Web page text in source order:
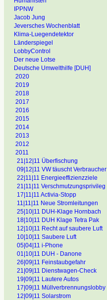
IPPNW
Jacob Jung
Jeversches Wochenblatt
Klima-Luegendetektor
Länderspiegel
LobbyControl
Der neue Lotse
Deutsche Umwelthilfe [DUH]
2020
2019
2018
2017
2016
2015
2014
2013
2012
2011
21|12|11 Überfischung
09|12|11 VW täuscht Verbraucher
22|11|11 Energieeffizienzziele
21|11|11 Verschmutzungsprivileg
17|11|11 Activia-Stopp
11|11|11 Neue Stromleitungen
25|10|11 DUH-Klage Hornbach
18|10|11 DUH Klage Tetra Pak
12|10|11 Recht auf saubere Luft
10|10|11 Saubere Luft
05|04|11 i-Phone
01|10|11 DUH - Danone
26|09|11 Feinstaubgefahr
21|09|11 Dienstwagen-Check
19|09|11 Lautere Autos
17|09|11 Müllverbrennungslobby
12|09|11 Solarstrom